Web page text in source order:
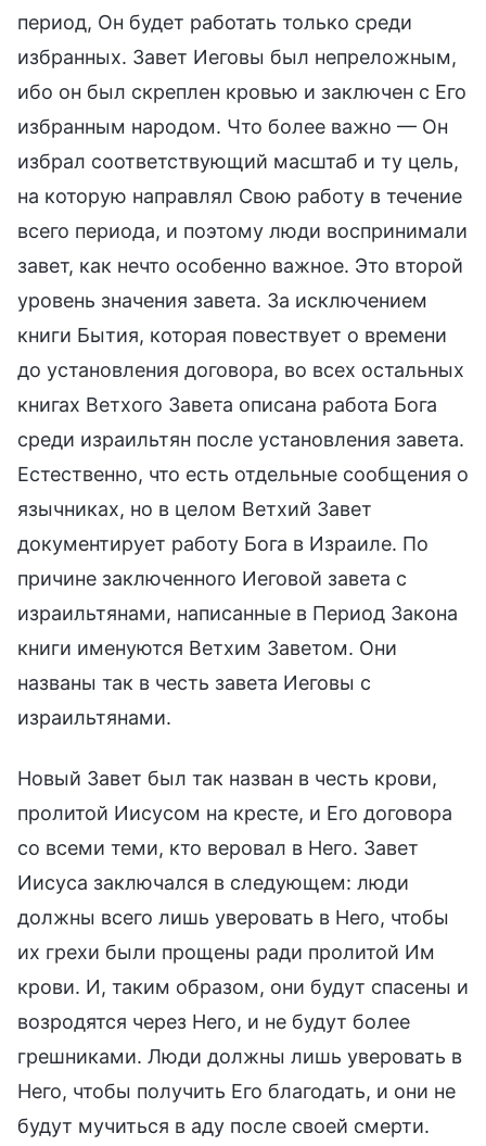
период, Он будет работать только среди
избранных. Завет Иеговы был непреложным,
ибо он был скреплен кровью и заключен с Его
избранным народом. Что более важно — Он
избрал соответствующий масштаб и ту цель,
на которую направлял Свою работу в течение
всего периода, и поэтому люди воспринимали
завет, как нечто особенно важное. Это второй
уровень значения завета. За исключением
книги Бытия, которая повествует о времени
до установления договора, во всех остальных
книгах Ветхого Завета описана работа Бога
среди израильтян после установления завета.
Естественно, что есть отдельные сообщения о
язычниках, но в целом Ветхий Завет
документирует работу Бога в Израиле. По
причине заключенного Иеговой завета с
израильтянами, написанные в Период Закона
книги именуются Ветхим Заветом. Они
названы так в честь завета Иеговы с
израильтянами.
Новый Завет был так назван в честь крови,
пролитой Иисусом на кресте, и Его договора
со всеми теми, кто веровал в Него. Завет
Иисуса заключался в следующем: люди
должны всего лишь уверовать в Него, чтобы
их грехи были прощены ради пролитой Им
крови. И, таким образом, они будут спасены и
возродятся через Него, и не будут более
грешниками. Люди должны лишь уверовать в
Него, чтобы получить Его благодать, и они не
будут мучиться в аду после своей смерти.